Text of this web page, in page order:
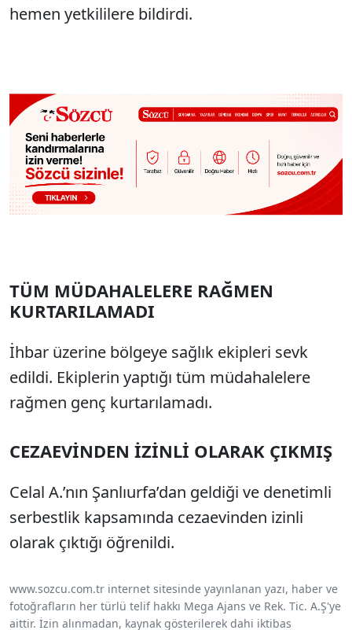
hemen yetkililere bildirdi.
TÜM MÜDAHALELERE RAĞMEN
KURTARILAMADI
İhbar üzerine bölgeye sağlık ekipleri sevk
edildi. Ekiplerin yaptığı tüm müdahalelere
rağmen genç kurtarılamadı.
CEZAEVİNDEN İZİNLİ OLARAK ÇIKMIŞ
Celal A.’nın Şanlıurfa’dan geldiği ve denetimli
serbestlik kapsamında cezaevinden izinli
olarak çıktığı öğrenildi.
www.sozcu.com.tr internet sitesinde yayınlanan yazı, haber ve
fotoğrafların her türlü telif hakkı Mega Ajans ve Rek. Tic. A.Ş'ye
aittir. İzin alınmadan, kaynak gösterilerek dahi iktibas